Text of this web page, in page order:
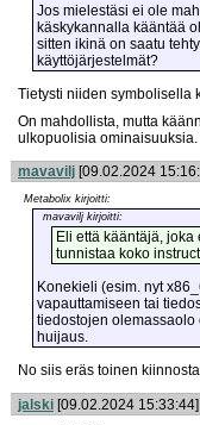
Jos mielestäsi ei ole
käskykannalla kääntää
sitten ikinä on saatu
käyttöjärjestelmät?
Tietysti niiden symbolisella
On mahdollista, mutta
ulkopuolisia ominaisuuksia.
mavavilj [09.02.2024
Metabolix kirjoitti:
mavavilj kirjoitti:
Eli että kääntäjä,
tunnistaa koko
Konekieli (esim. nyt
vapauttamiseen tai
tiedostojen olemassaolo
huijaus.
No siis eräs toinen
jalski [09.02.2024 15:33:44]